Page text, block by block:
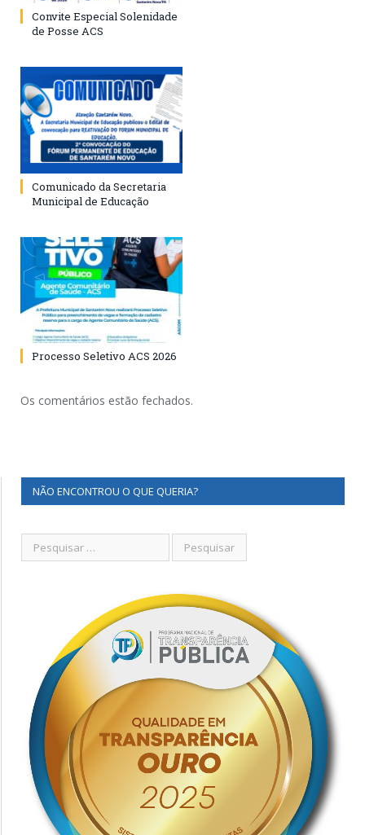
Convite Especial Solenidade
de Posse ACS
Comunicado da Secretaria
Municipal de Educação
Processo Seletivo ACS 2026
Os comentários estão fechados.
NÃO ENCONTROU O QUE QUERIA?